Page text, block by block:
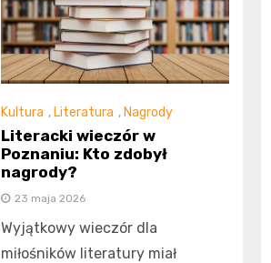
Kultura , Literatura , Nagrody
Literacki wieczór w
Poznaniu: Kto zdobył
nagrody?
23 maja 2026
Wyjątkowy wieczór dla
miłośników literatury miał